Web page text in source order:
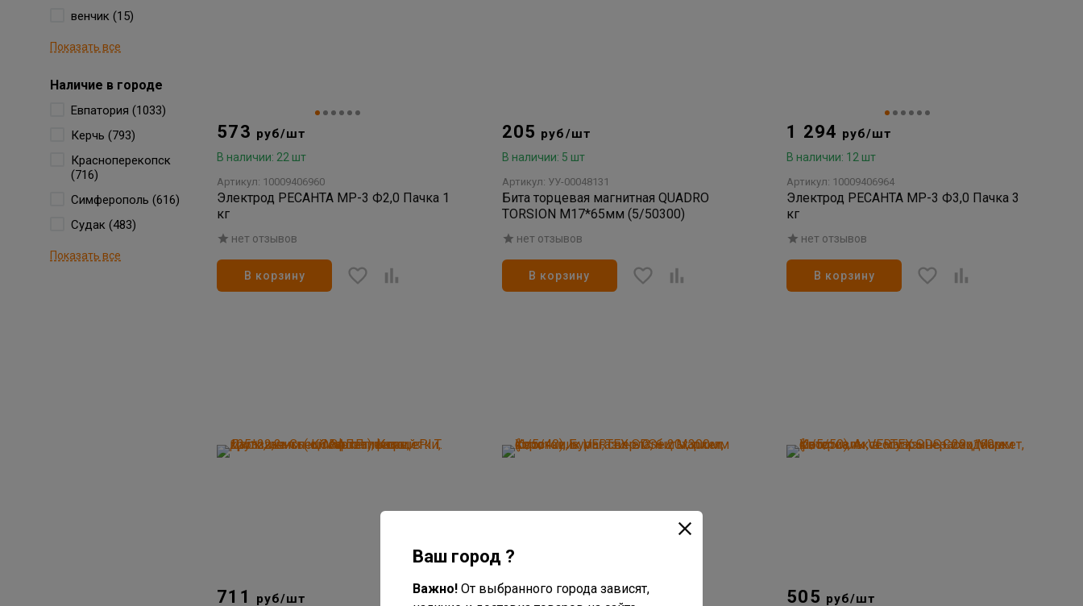
венчик (15)
Показать все
Наличие в городе
Евпатория (1033)
Керчь (793)
Красноперекопск
(716)
Симферополь (616)
Судак (483)
Показать все
573 руб/шт
В наличии: 22 шт
Артикул: 10009406960
Электрод РЕСАНТА МР-3 Ф2,0 Пачка 1
кг
нет отзывов
В корзину
205 руб/шт
В наличии: 5 шт
Артикул: УУ-00048131
Бита торцевая магнитная QUADRO
TORSION М17*65мм (5/50300)
нет отзывов
В корзину
1 294 руб/шт
В наличии: 12 шт
Артикул: 10009406964
Электрод РЕСАНТА МР-3 Ф3,0 Пачка 3
кг
нет отзывов
В корзину
711 руб/шт 744 руб/шт 505 руб/шт
Ваш город ?
Важно! От выбранного города зависят,